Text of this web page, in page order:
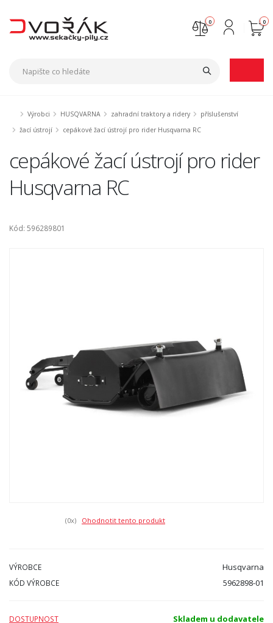
0
0
Výrobci HUSQVARNA zahradní traktory a ridery
příslušenství
žací ústrojí
cepákové žací ústrojí pro rider Husqvarna RC
cepákové žací ústrojí pro rider
Husqvarna RC
Kód: 596289801
(0x) Ohodnotit tento produkt
VÝROBCE Husqvarna
KÓD VÝROBCE 5962898-01
DOSTUPNOST Skladem u dodavatele